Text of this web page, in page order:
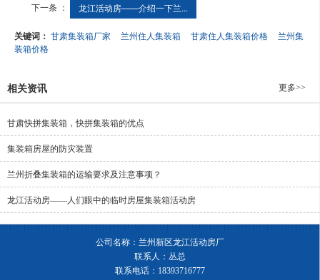
下一条 ： 龙江活动房——介绍一下兰...
关键词： 甘肃集装箱厂家 兰州住人集装箱 甘肃住人集装箱价格
兰州集
装箱价格
相关资讯 更多>>
甘肃快拼集装箱，快拼集装箱的优点
集装箱房屋的防灾装置
兰州折叠集装箱​的运输要求及注意事项？
龙江活动房——人们眼中的临时房屋集装箱活动房
公司名称：兰州新区龙江活动房厂
联系人：丛总
联系电话：18393716777